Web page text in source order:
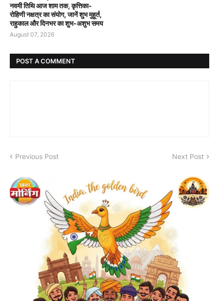
नवमी तिथि आज शाम तक, कृत्तिका-
रोहिणी नक्षत्र का संयोग, जानें शुभ मुहूर्त,
राहुकाल और दिनभर का शुभ-अशुभ समय
August 07, 2026
POST A COMMENT
Previous Post Next Post